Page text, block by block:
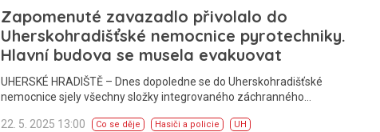
Zapomenuté zavazadlo přivolalo do
Uherskohradišťské nemocnice pyrotechniky.
Hlavní budova se musela evakuovat
UHERSKÉ HRADIŠTĚ – Dnes dopoledne se do Uherskohradišťské
nemocnice sjely všechny složky integrovaného záchranného…
22. 5. 2025 13:00 Co se děje Hasiči a policie UH